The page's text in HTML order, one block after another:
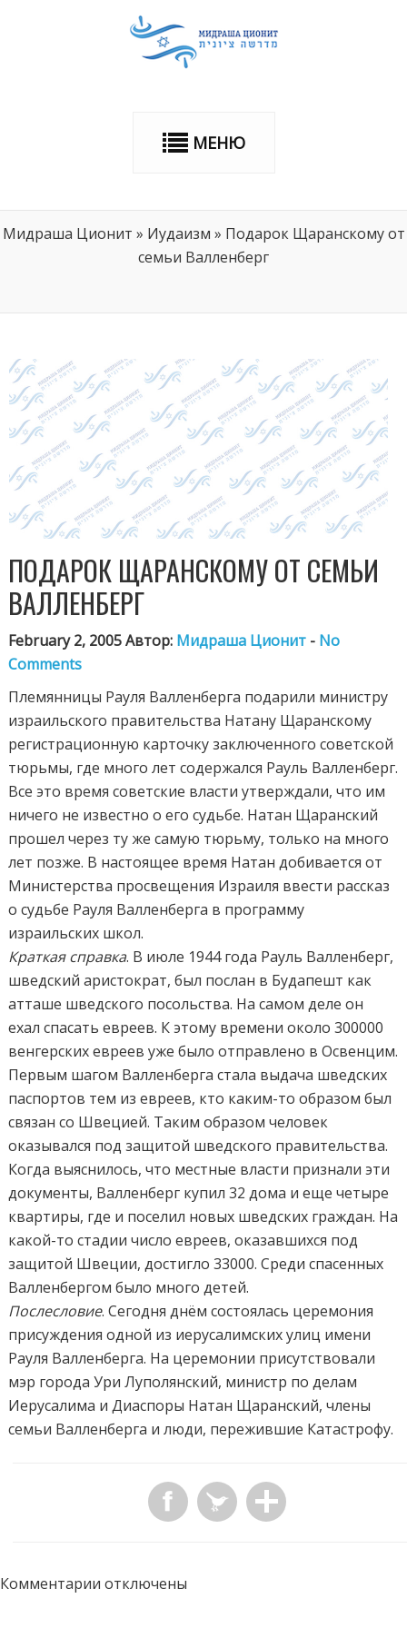
МЕНЮ
Мидраша Ционит » Иудаизм » Подарок Щаранскому от
семьи Валленберг
ПОДАРОК ЩАРАНСКОМУ ОТ СЕМЬИ
ВАЛЛЕНБЕРГ
February 2, 2005 Автор: Мидраша Ционит - No
Comments
Племянницы Рауля Валленберга подарили министру
израильского правительства Натану Щаранскому
регистрационную карточку заключенного советской
тюрьмы, где много лет содержался Рауль Валленберг.
Все это время советские власти утверждали, что им
ничего не известно о его судьбе. Натан Щаранский
прошел через ту же самую тюрьму, только на много
лет позже. В настоящее время Натан добивается от
Министерства просвещения Израиля ввести рассказ
о судьбе Рауля Валленберга в программу
израильских школ.
Краткая справка. В июле 1944 года Рауль Валленберг,
шведский аристократ, был послан в Будапешт как
атташе шведского посольства. На самом деле он
ехал спасать евреев. К этому времени около 300000
венгерских евреев уже было отправлено в Освенцим.
Первым шагом Валленберга стала выдача шведских
паспортов тем из евреев, кто каким-то образом был
связан со Швецией. Таким образом человек
оказывался под защитой шведского правительства.
Когда выяснилось, что местные власти признали эти
документы, Валленберг купил 32 дома и еще четыре
квартиры, где и поселил новых шведских граждан. На
какой-то стадии число евреев, оказавшихся под
защитой Швеции, достигло 33000. Среди спасенных
Валленбергом было много детей.
Послесловие. Сегодня днём состоялась церемония
присуждения одной из иерусалимских улиц имени
Рауля Валленберга. На церемонии присутствовали
мэр города Ури Луполянский, министр по делам
Иерусалима и Диаспоры Натан Щаранский, члены
семьи Валленберга и люди, пережившие Катастрофу.
Комментарии отключены